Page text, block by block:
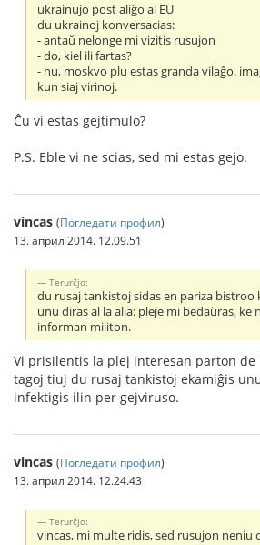
ukrainujo post aliĝo al EU
du ukrainoj konversacias:
- antaŭ nelonge mi vizitis rusujon
- do, kiel ili fartas?
- nu, moskvo plu estas granda vilaĝo.
kun siaj virinoj.
Ĉu vi estas gejtimulo?
P.S. Eble vi ne scias, sed mi estas gejo.
vincas (Погледати профил)
13. април 2014. 12.09.51
Terurĉjo:
du rusaj tankistoj sidas en pariza bistroo
unu diras al la alia: pleje mi bedaŭras, ke
informan militon.
Vi prisilentis la plej interesan parton de
tagoj tiuj du rusaj tankistoj ekamiĝis
infektigis ilin per gejviruso.
vincas (Погледати профил)
13. април 2014. 12.24.43
Terurĉjo:
vincas, mi multe ridis, sed rusujon neniu